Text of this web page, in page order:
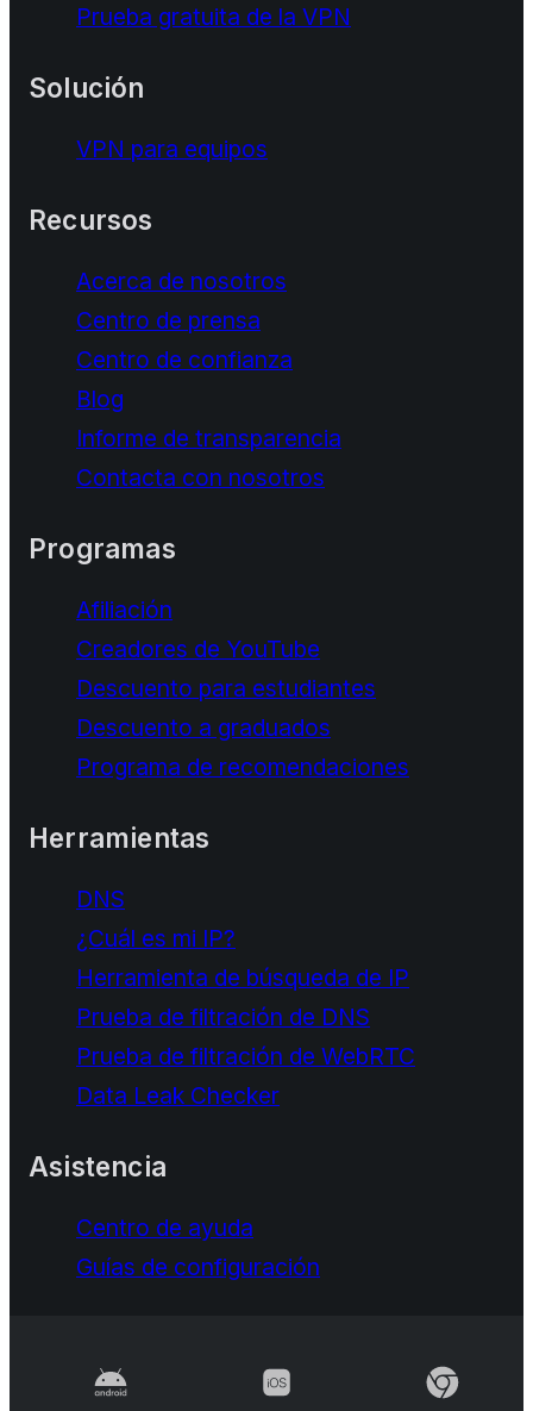
Prueba gratuita de la VPN
Solución
VPN para equipos
Recursos
Acerca de nosotros
Centro de prensa
Centro de confianza
Blog
Informe de transparencia
Contacta con nosotros
Programas
Afiliación
Creadores de YouTube
Descuento para estudiantes
Descuento a graduados
Programa de recomendaciones
Herramientas
DNS
¿Cuál es mi IP?
Herramienta de búsqueda de IP
Prueba de filtración de DNS
Prueba de filtración de WebRTC
Data Leak Checker
Asistencia
Centro de ayuda
Guías de configuración